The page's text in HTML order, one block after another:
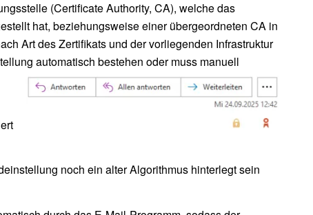
(Certificate Authority, CA), welche das
hat, beziehungsweise einer übergeordneten CA in
Art des Zertifikats und der vorliegenden Infrastruktur
automatisch bestehen oder muss manuell
noch ein alter Algorithmus hinterlegt sein